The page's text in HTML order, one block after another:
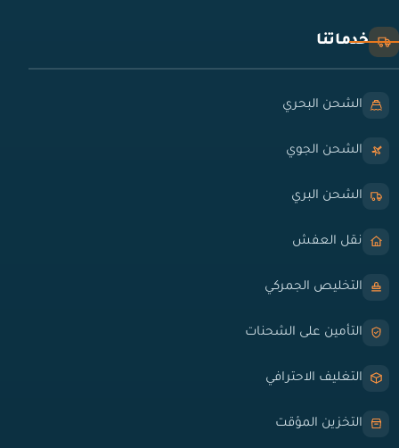
خدماتنا
الشحن البحري
الشحن الجوي
الشحن البري
نقل العفش
التخليص الجمركي
التأمين على الشحنات
التغليف الاحترافي
التخزين المؤقت